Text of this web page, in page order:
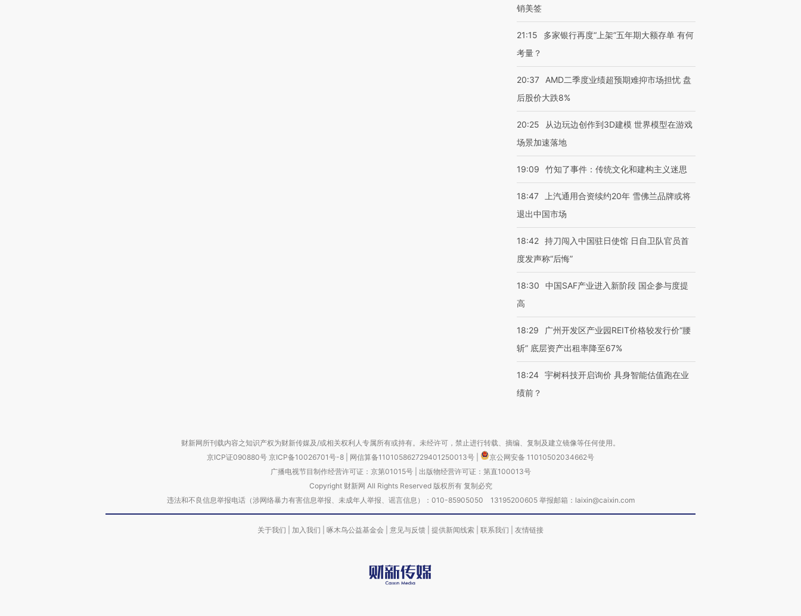
销美签
21:15
多家银行再度“上架”五年期大额存单 有何
考量？
20:37
AMD二季度业绩超预期难抑市场担忧 盘
后股价大跌8%
20:25
从边玩边创作到3D建模 世界模型在游戏
场景加速落地
19:09 竹知了事件：传统文化和建构主义迷思
18:47
上汽通用合资续约20年 雪佛兰品牌或将
退出中国市场
18:42 持刀闯入中国驻日使馆 日自卫队官员首
度发声称“后悔”
18:30
中国SAF产业进入新阶段 国企参与度提
高
18:29
广州开发区产业园REIT价格较发行价“腰
斩” 底层资产出租率降至67%
18:24 宇树科技开启询价 具身智能估值跑在业
绩前？
财新网所刊载内容之知识产权为财新传媒及/或相关权利人专属所有或持有。未经许可，禁止进行转载、摘编、复制及建立镜像等任何使用。
京ICP证090880号 京ICP备10026701号-8 网信算备110105862729401250013号
京公网安备 11010502034662号
广播电视节目制作经营许可证：京第01015号| 出版物经营许可证：第直100013号
Copyright 财新网 All Rights Reserved 版权所有 复制必究
违法和不良信息举报电话（涉网络暴力有害信息举报、未成年人举报、谣言信息）：010-85905050 13195200605 举报邮箱：laixin@caixin.com
关于我们 加入我们 啄木鸟公益基金会 意见与反馈 提供新闻线索 联系我们 友情链接